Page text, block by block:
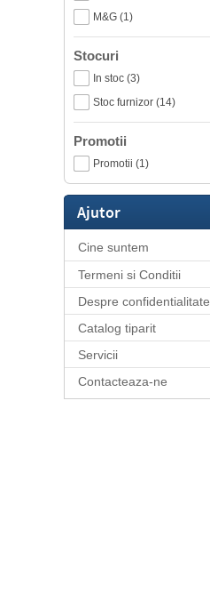
M&G (1)
Stocuri
In stoc (3)
Stoc furnizor (14)
Promotii
Promotii (1)
Ajutor
Cine suntem
Termeni si Conditii
Despre confidentialitate
Catalog tiparit
Servicii
Contacteaza-ne